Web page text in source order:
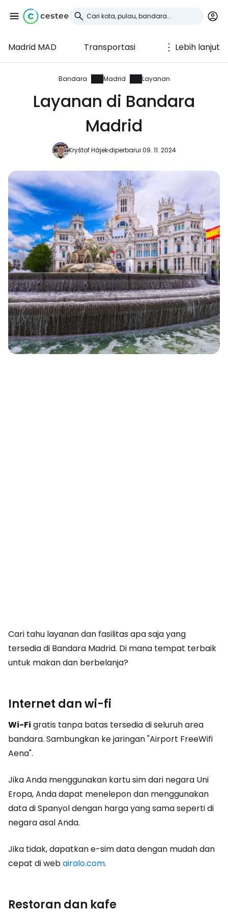
Madrid MAD Transportasi Lebih lanjut
Bandara Madrid Layanan
Layanan di Bandara
Madrid
Kryštof Hájekdiperbarui 09. 11. 2024
Cari tahu layanan dan fasilitas apa saja yang
tersedia di Bandara Madrid. Di mana tempat terbaik
untuk makan dan berbelanja?
Internet dan wi-fi
Wi-Fi gratis tanpa batas tersedia di seluruh area
bandara. Sambungkan ke jaringan "Airport FreeWifi
Aena".
Jika Anda menggunakan kartu sim dari negara Uni
Eropa, Anda dapat menelepon dan menggunakan
data di Spanyol dengan harga yang sama seperti di
negara asal Anda.
Jika tidak, dapatkan e-sim data dengan mudah dan
cepat di webairalo.com.
Restoran dan kafe
Masuk ke Cestee
... komunitas perjalanan di seluruh dunia
Lanjutkan dengan Facebook
Lanjutkan dengan email